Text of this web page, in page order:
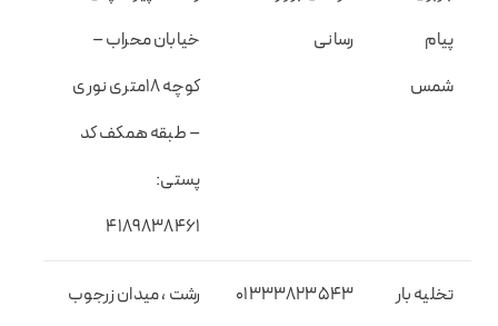
پیام
شمس
رسانی
خیابان محراب –
کوچه ۱۸متری نوری
– طبقه همکف کد
پستی:
۴۱۸۹۸۳۸۴۶۱
تخلیه بار 01333823543
رشت ، میدان زرجوب